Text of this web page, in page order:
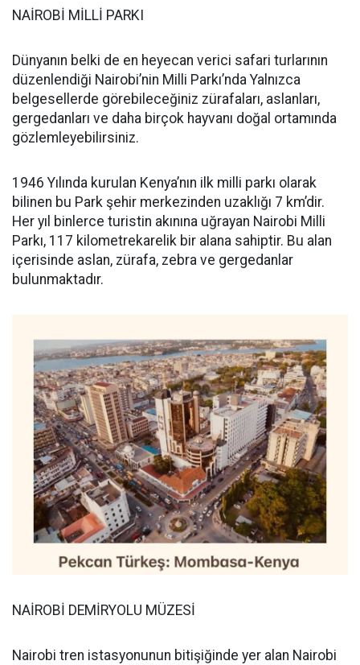
NAİROBİ MİLLİ PARKI
Dünyanın belki de en heyecan verici safari turlarının
düzenlendiği Nairobi’nin Milli Parkı’nda Yalnızca
belgesellerde görebileceğiniz zürafaları, aslanları,
gergedanları ve daha birçok hayvanı doğal ortamında
gözlemleyebilirsiniz.
1946 Yılında kurulan Kenya’nın ilk milli parkı olarak
bilinen bu Park şehir merkezinden uzaklığı 7 km’dir.
Her yıl binlerce turistin akınına uğrayan Nairobi Milli
Parkı, 117 kilometrekarelik bir alana sahiptir. Bu alan
içerisinde aslan, zürafa, zebra ve gergedanlar
bulunmaktadır.
NAİROBİ DEMİRYOLU MÜZESİ
Nairobi tren istasyonunun bitişiğinde yer alan Nairobi